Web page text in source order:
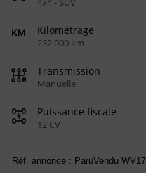
Kilométrage
232 000 km
Transmission
Manuelle
Puissance fiscale
12 CV
Réf. annonce : ParuVendu